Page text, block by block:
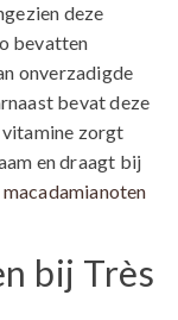
deze
bevatten
onverzadigde
bevat deze
zorgt
en draagt bij
macadamianoten
bij Très